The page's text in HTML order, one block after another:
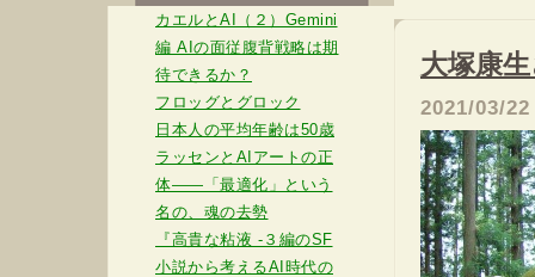
カエルとAI（２）Gemini
編 AIの面従腹背戦略は期
待できるか？
フロッグとグロック
日本人の平均年齢は50歳
ラッセンとAIアートの正
体――「最適化」という
名の、魂の去勢
『高貴な粘液 -３編のSF
小説から考えるAI時代の
大塚康
2021/03/